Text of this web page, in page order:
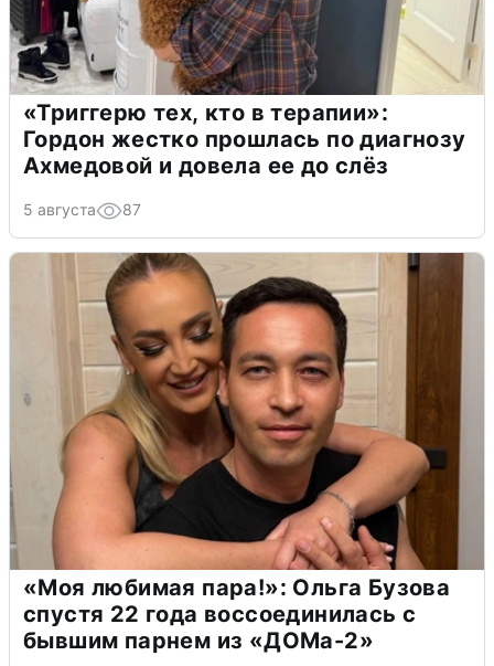
«Триггерю тех, кто в терапии»:
Гордон жестко прошлась по диагнозу
Ахмедовой и довела ее до слёз
5 августа 87
«Моя любимая пара!»: Ольга Бузова
спустя 22 года воссоединилась с
бывшим парнем из «ДОМа-2»